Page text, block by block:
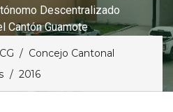
Descentralizado
Cantón Guamote
Concejo Cantonal
2016